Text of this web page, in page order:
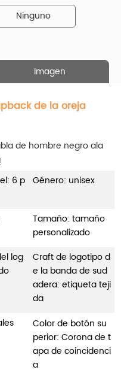
Ninguno
Imagen
de la oreja
de hombre negroala
6 p Género: unisex
Tamaño: tamaño
personalizado
log
Craft de logotipo d
e la banda de sud
adera: etiqueta teji
da
Color de botón su
perior: Corona de t
apa de coincidenci
a